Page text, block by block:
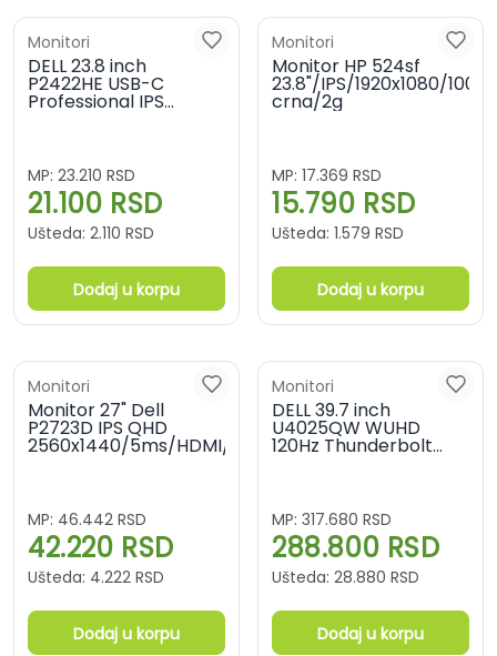
Monitori
DELL 23.8 inch
P2422HE USB-C
Professional IPS
MP: 23.210 RSD
21.100 RSD
Ušteda: 2.110 RSD
Dodaj u korpu
Monitori
Monitor HP 524sf
23.8"/IPS/1920x1080/
crna/2g
MP: 17.369 RSD
15.790 RSD
Ušteda: 1.579 RSD
Dodaj u korpu
Monitori
Monitor 27" Dell
P2723D IPS QHD
2560x1440/5ms/HDMI/DisplayPort/USB
MP: 46.442 RSD
42.220 RSD
Ušteda: 4.222 RSD
Dodaj u korpu
Monitori
DELL 39.7 inch
U4025QW WUHD
120Hz Thunderbolt
MP: 317.680 RSD
288.800 RSD
Ušteda: 28.880 RSD
Dodaj u korpu